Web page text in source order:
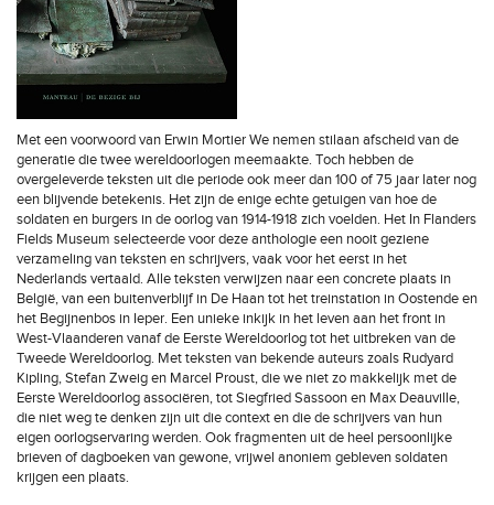
Met een voorwoord van Erwin Mortier We nemen stilaan afscheid van de
generatie die twee wereldoorlogen meemaakte. Toch hebben de
overgeleverde teksten uit die periode ook meer dan 100 of 75 jaar later nog
een blijvende betekenis. Het zijn de enige echte getuigen van hoe de
soldaten en burgers in de oorlog van 1914-1918 zich voelden. Het In Flanders
Fields Museum selecteerde voor deze anthologie een nooit geziene
verzameling van teksten en schrijvers, vaak voor het eerst in het
Nederlands vertaald. Alle teksten verwijzen naar een concrete plaats in
België, van een buitenverblijf in De Haan tot het treinstation in Oostende en
het Begijnenbos in Ieper. Een unieke inkijk in het leven aan het front in
West-Vlaanderen vanaf de Eerste Wereldoorlog tot het uitbreken van de
Tweede Wereldoorlog. Met teksten van bekende auteurs zoals Rudyard
Kipling, Stefan Zweig en Marcel Proust, die we niet zo makkelijk met de
Eerste Wereldoorlog associëren, tot Siegfried Sassoon en Max Deauville,
die niet weg te denken zijn uit die context en die de schrijvers van hun
eigen oorlogservaring werden. Ook fragmenten uit de heel persoonlijke
brieven of dagboeken van gewone, vrijwel anoniem gebleven soldaten
krijgen een plaats.